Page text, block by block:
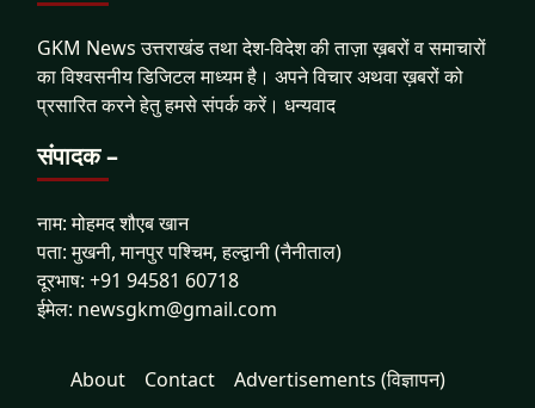
GKM News उत्तराखंड तथा देश-विदेश की ताज़ा ख़बरों व समाचारों
का विश्वसनीय डिजिटल माध्यम है। अपने विचार अथवा ख़बरों को
प्रसारित करने हेतु हमसे संपर्क करें। धन्यवाद
संपादक –
नाम: मोहमद शौएब खान
पता: मुखनी, मानपुर पश्चिम, हल्द्वानी (नैनीताल)
दूरभाष: +91 94581 60718
ईमेल: newsgkm@gmail.com
About Contact Advertisements (विज्ञापन)